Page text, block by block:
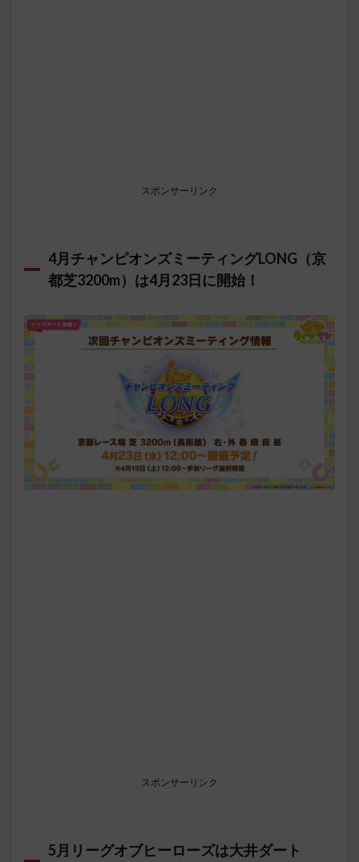
スポンサーリンク
4月チャンピオンズミーティングLONG（京
都芝3200m）は4月23日に開始！
スポンサーリンク
5月リーグオブヒーローズは大井ダート